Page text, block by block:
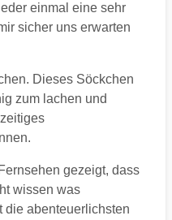
einmal eine sehr
sicher uns erwarten
Dieses Söckchen
zum lachen und
gezeigt, dass
wissen was
die abenteuerlichsten